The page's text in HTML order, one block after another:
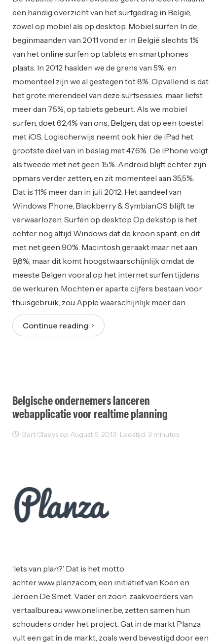
een handig overzicht van het surfgedrag in België,
zowel op mobiel als op desktop. Mobiel surfen In de
beginmaanden van 2011 vond er in België slechts 1%
van het online surfen op tablets en smartphones
plaats. In 2012 haalden we de grens van 5%, en
momenteel zijn we al gestegen tot 8%. Opvallend is dat
het grote merendeel van deze surfsessies, maar liefst
meer dan 75%, op tablets gebeurt. Als we mobiel
surfen, doet 62,4% van ons, Belgen, dat op een toestel
met iOS. Logischerwijs neemt ook hier de iPad het
grootste deel van in beslag met 47,6%. De iPhone volgt
als tweede met net geen 15%. Android blijft echter zijn
opmars verder zetten, en zit momenteel aan 35,5%.
Dat is 11% meer dan in juli 2012. Het aandeel van
Windows Phone, Blackberry & SymbianOS blijft te
verwaarlozen. Surfen op desktop Op dekstop is het
echter nog altijd Windows dat de kroon spant, en dit
met net geen 90%. Macintosh geraakt maar net aan
9,8%, maar dit komt hoogstwaarschijnlijk omdat de
meeste Belgen vooral op het internet surfen tijdens
de werkuren. Mochten er aparte cijfers bestaan voor
thuisgebruik, zou Apple waarschijnlijk meer dan …
Continue reading
Belgische ondernemers lanceren
webapplicatie voor realtime planning
Bart Claeys op August 6, 2013 · Leestijd: 3 minutes
‘Iets van plan?’ Dat is het motto
achter www.planza.com, een initiatief van Koen en
Jeroen De Smet. Vader en zoon, zaakvoerders van
vertaalbureau www.oneliner.be, zetten samen hun
schouders onder het project. Gat in de markt Planza
vult een gat in de markt, zoals werd bevestigd door een